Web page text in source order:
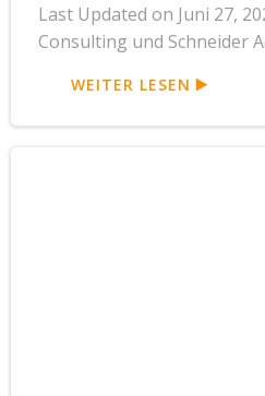
Last Updated on Juni 27,
Consulting und Schneider
WEITER LESEN